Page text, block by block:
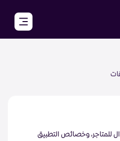
للمتاجر، وخصائص التطبيق